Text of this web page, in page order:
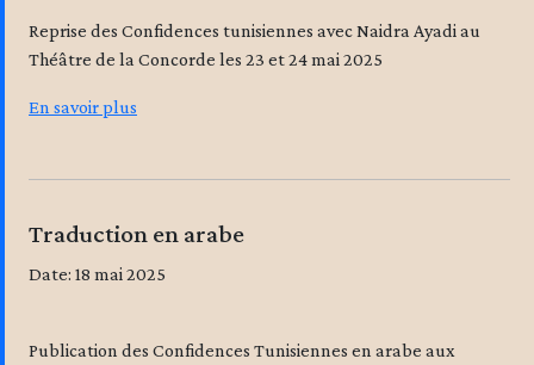
Reprise des Confidences tunisiennes avec Naidra Ayadi au
Théâtre de la Concorde les 23 et 24 mai 2025
En savoir plus
Traduction en arabe
Date: 18 mai 2025
Publication des Confidences Tunisiennes en arabe aux